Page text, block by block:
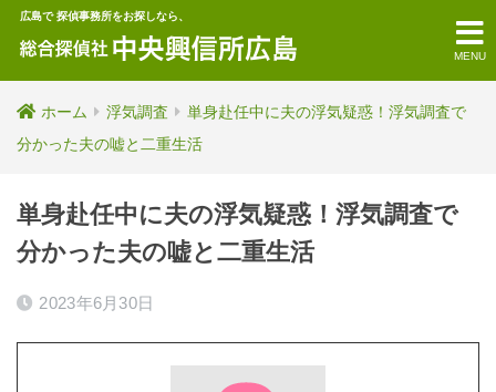
MENU
広島で 探偵事務所をお探しなら、
ホーム 浮気調査
単身赴任中に夫の浮気疑惑！浮気調査で
分かった夫の嘘と二重生活
単身赴任中に夫の浮気疑惑！浮気調査で
分かった夫の嘘と二重生活
2023年6月30日